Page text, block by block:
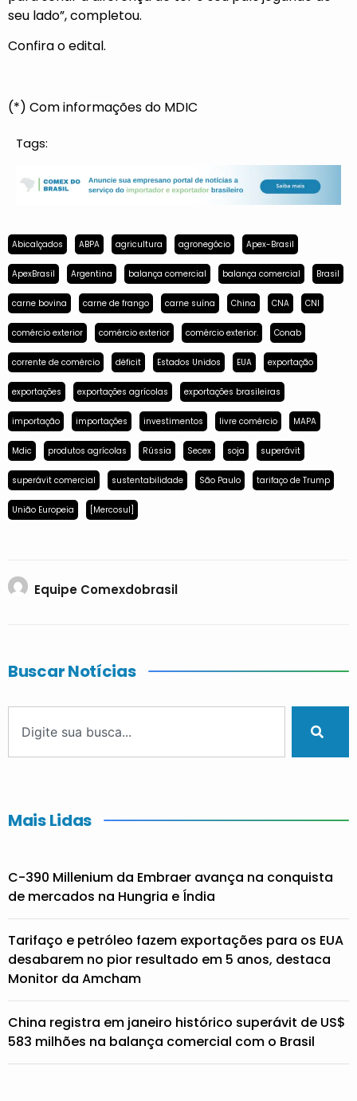
seu lado”, completou.
Confira oedital.
(*) Com informações do MDIC
Tags:
Abicalçados ABPA agricultura agronegócio Apex-Brasil
ApexBrasil Argentina balança comercial balança comercial Brasil
carne bovina carne de frango carne suína China CNA CNI
comércio exterior comércio exterior comércio exterior. Conab
corrente de comércio déficit Estados Unidos EUA exportação
exportações exportações agrícolas exportações brasileiras
importação importações investimentos livre comércio MAPA
Mdic produtos agrícolas Rússia Secex soja superávit
superávit comercial sustentabilidade São Paulo tarifaço de Trump
União Europeia [Mercosul]
Equipe Comexdobrasil
Buscar Notícias
Mais Lidas
C-390 Millenium da Embraer avança na conquista
de mercados na Hungria e Índia
Tarifaço e petróleo fazem exportações para os EUA
desabarem no pior resultado em 5 anos, destaca
Monitor da Amcham
China registra em janeiro histórico superávit de US$
583 milhões na balança comercial com o Brasil